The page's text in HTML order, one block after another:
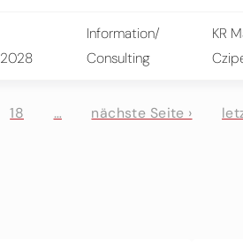
2028
Information/
Consulting
KR
18 … nächste Seite ›